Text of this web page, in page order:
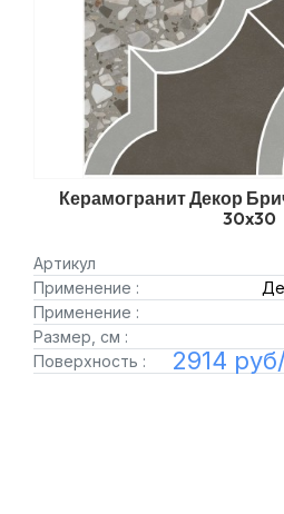
Керамогранит Декор
30x30
Артикул
Применение :
Применение :
Размер, см :
Поверхность :
2914